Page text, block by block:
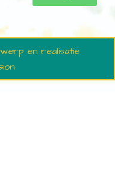
en realisatie